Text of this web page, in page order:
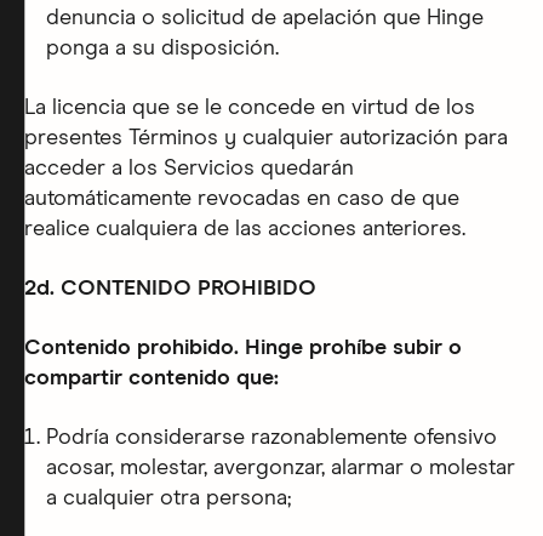
denuncia o solicitud de apelación que Hinge
ponga a su disposición.
La licencia que se le concede en virtud de los
presentes Términos y cualquier autorización para
acceder a los Servicios quedarán
automáticamente revocadas en caso de que
realice cualquiera de las acciones anteriores.
2d. CONTENIDO PROHIBIDO
Contenido prohibido. Hinge prohíbe subir o
compartir contenido que:
Podría considerarse razonablemente ofensivo
acosar, molestar, avergonzar, alarmar o molestar
a cualquier otra persona;